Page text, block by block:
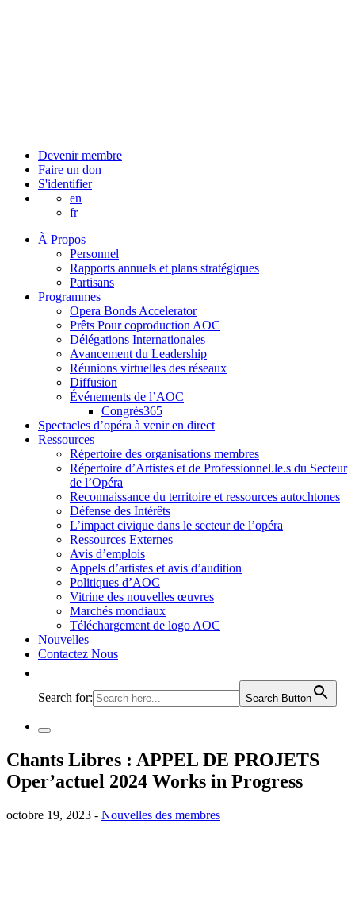
Devenir membre
Faire un don
S'identifier
en
fr
À Propos
Personnel
Rapports annuels et plans stratégiques
Partisans
Programmes
Opera Bonds Accelerator
Prêts Pour coproduction AOC
Délégations Internationales
Avancement du Leadership
Réunions virtuelles des réseaux
Diffusion
Événements de l’AOC
Congrès365
Spectacles d’opéra à venir en direct
Ressources
Répertoire des organisations membres
Répertoire d’Artistes et de Professionnel.le.s du Secteur
de l’Opéra
Reconnaissance du territoire et ressources autochtones
Défense des Intérêts
L’impact civique dans le secteur de l’opéra
Ressources Externes
Avis d’emplois
Appels d’artistes et avis d’audition
Politiques d’AOC
Vitrine des nouvelles œuvres
Marchés mondiaux
Téléchargement de logo AOC
Nouvelles
Contactez Nous
Search for: Search Button
Chants Libres : APPEL DE PROJETS
Oper’actuel 2024 Works in Progress
octobre 19, 2023 - Nouvelles des membres